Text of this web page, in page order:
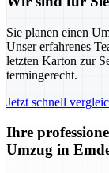
Sie planen einen
Unser erfahrenes
letzten Karton zur
termingerecht.
Jetzt schnell
Ihre
Umzug in